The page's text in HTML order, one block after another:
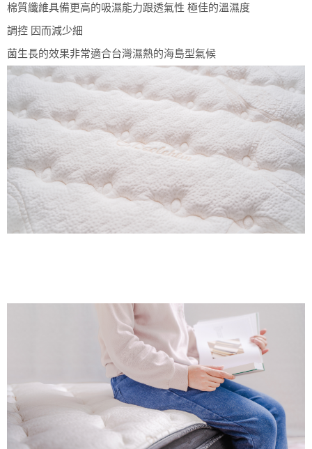
棉質纖維具備更高的吸濕能力跟透氣性 極佳的溫濕度
調控 因而減少細
菌生長的效果非常適合台灣濕熱的海島型氣候